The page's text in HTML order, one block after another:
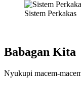
Sistem Perkakas
Babagan Kita
Nyukupi macem-